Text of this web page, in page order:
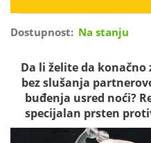
Dostupnost: Na stanju
Da li želite da
bez slušanja
buđenja usred noći?
specijalan prsten